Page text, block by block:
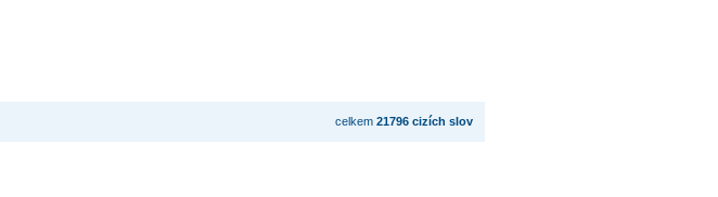
celkem 21796 cizích slov